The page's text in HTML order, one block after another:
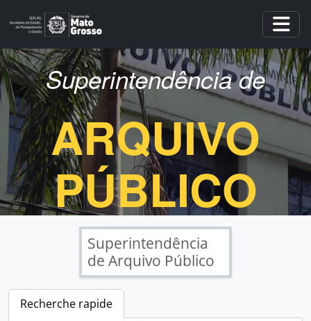
Skip to main content
Superintendência de
ARQUIVO
PÚBLICO
Superintendência
de Arquivo Público
Recherche rapide